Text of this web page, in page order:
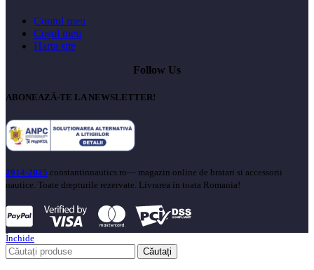
Contul meu
Coșul meu
Harta site
Follow Us
ABONEAZĂ-TE LA NEWSLETTER!
2014-2025 constantinnautics.ro— magazin online de bratari si accessorii
nautice. Toate drepturile rezervate. Livrarea in toata Romania!
Închide
Căutați